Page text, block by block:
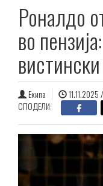
Роналдо
во
Екипа
11.11.2025
СПОДЕЛИ: